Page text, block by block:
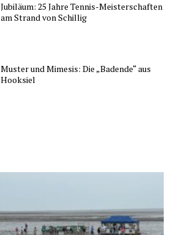
Jubiläum: 25 Jahre Tennis-Meisterschaften
am Strand von Schillig
Muster und Mimesis: Die „Badende“ aus
Hooksiel